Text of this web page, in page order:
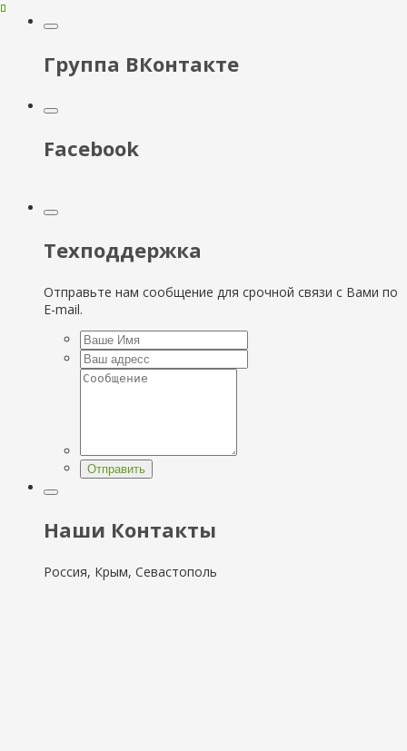
Группа ВКонтакте
Facebook
Техподдержка
Отправьте нам сообщение для срочной связи с Вами по
E-mail.
Отправить
Наши Контакты
Россия, Крым, Севастополь